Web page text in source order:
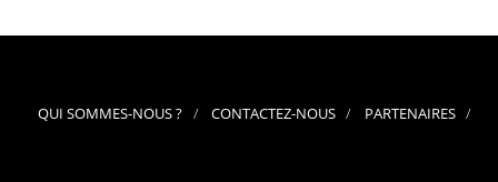
QUI SOMMES-NOUS ? CONTACTEZ-NOUS PARTENAIRES